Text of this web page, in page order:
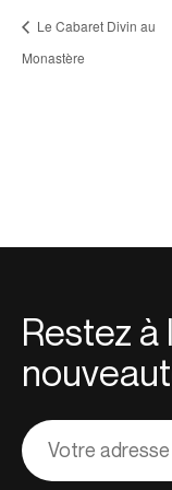
Le Cabaret Divin au
Monastère
Restez à
Adresse
courriel